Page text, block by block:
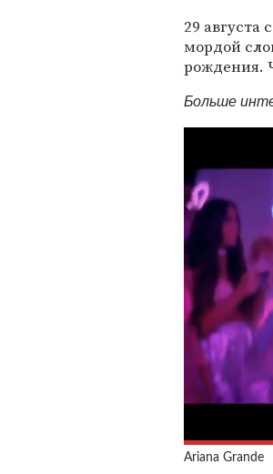
29 августа
мордой
рождения.
Больше
Ariana Grande